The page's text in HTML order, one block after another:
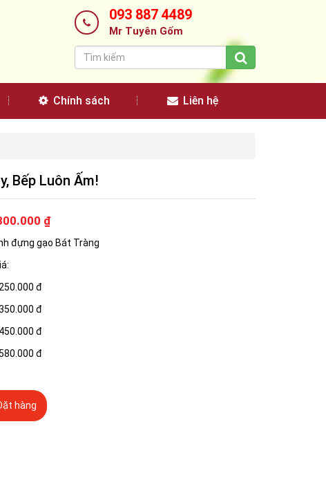
093 887 4489
Mr Tuyên Gốm
Chính sách Liên hệ
Bếp Luôn Ấm!
₫
đựng gạo Bát Tràng
đ
đ
đ
đ
hàng